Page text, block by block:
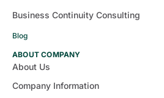
Business Continuity Consulting
Blog
ABOUT COMPANY
About Us
Company Information